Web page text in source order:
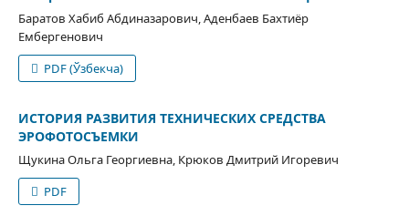
Баратов Хабиб Абдиназарович, Аденбаев Бахтиёр
Ембергенович
PDF (Ўзбекча)
ИСТОРИЯ РАЗВИТИЯ ТЕХНИЧЕСКИХ СРЕДСТВА
ЭРОФОТОСЪЕМКИ
Щукина Ольга Георгиевна, Крюков Дмитрий Игоревич
PDF